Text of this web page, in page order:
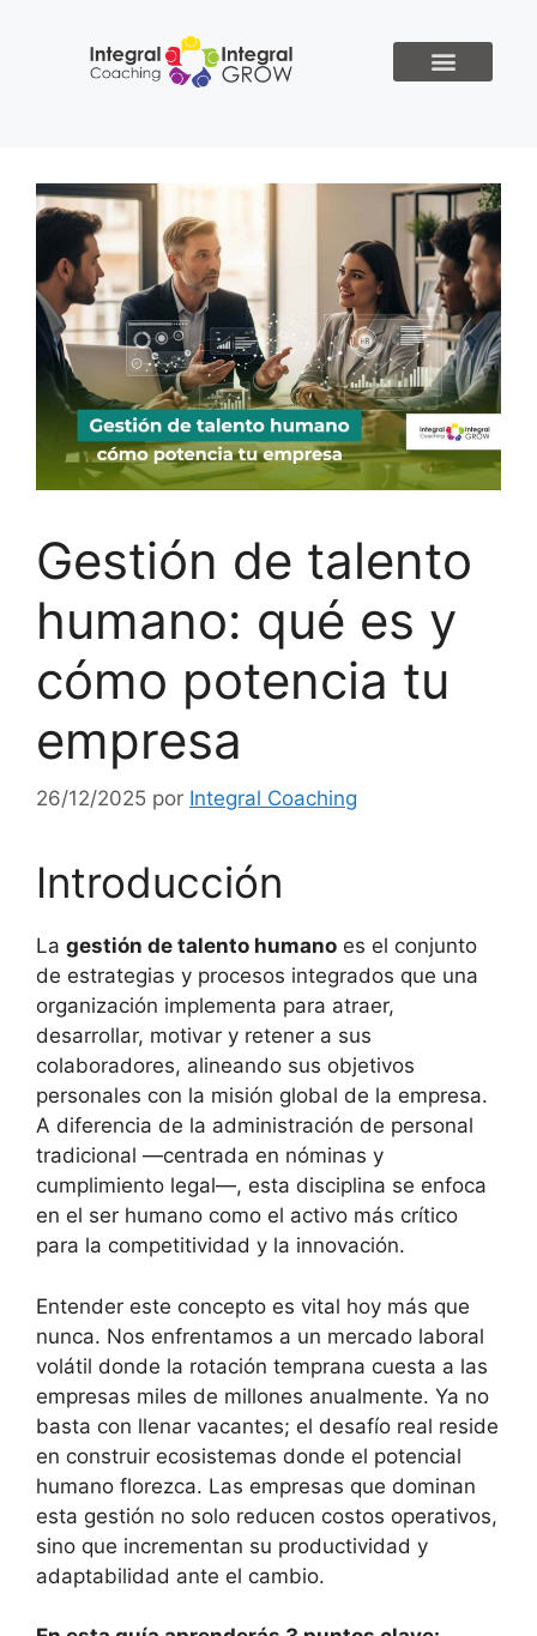
Gestión de talento
humano: qué es y
cómo potencia tu
empresa
26/12/2025 por Integral Coaching
Introducción
La gestión de talento humano es el conjunto
de estrategias y procesos integrados que una
organización implementa para atraer,
desarrollar, motivar y retener a sus
colaboradores, alineando sus objetivos
personales con la misión global de la empresa.
A diferencia de la administración de personal
tradicional —centrada en nóminas y
cumplimiento legal—, esta disciplina se enfoca
en el ser humano como el activo más crítico
para la competitividad y la innovación.
Entender este concepto es vital hoy más que
nunca. Nos enfrentamos a un mercado laboral
volátil donde la rotación temprana cuesta a las
empresas miles de millones anualmente. Ya no
basta con llenar vacantes; el desafío real reside
en construir ecosistemas donde el potencial
humano florezca. Las empresas que dominan
esta gestión no solo reducen costos operativos,
sino que incrementan su productividad y
adaptabilidad ante el cambio.